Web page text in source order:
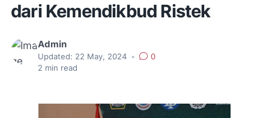
dari Kemendikbud Ristek
Admin
Updated: 22 May, 2024 •
0
2 min read